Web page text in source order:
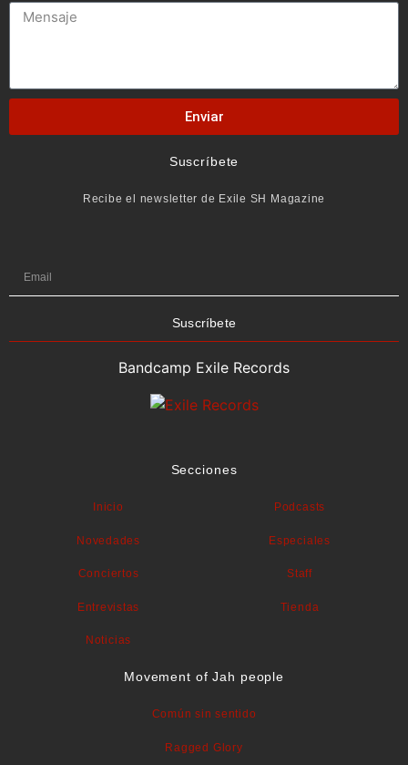
Enviar
Suscríbete
Recibe el newsletter de Exile SH Magazine
Suscríbete
Bandcamp Exile Records
Secciones
Inicio
Novedades
Conciertos
Entrevistas
Noticias
Podcasts
Especiales
Staff
Tienda
Movement of Jah people
Común sin sentido
Ragged Glory